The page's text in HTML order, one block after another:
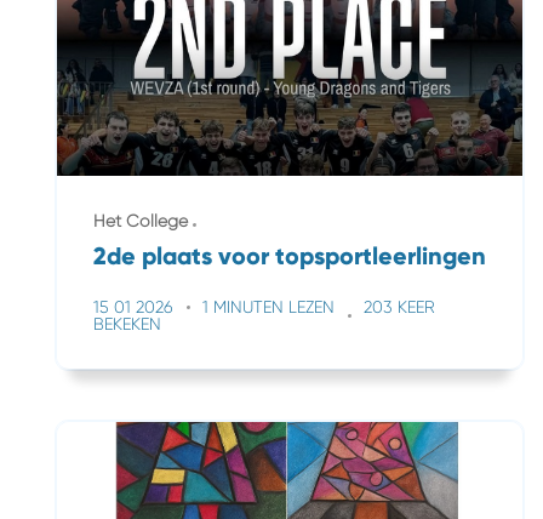
Het College
2de plaats voor topsportleerlingen
15 01 2026 1 MINUTEN LEZEN
203 KEER
BEKEKEN